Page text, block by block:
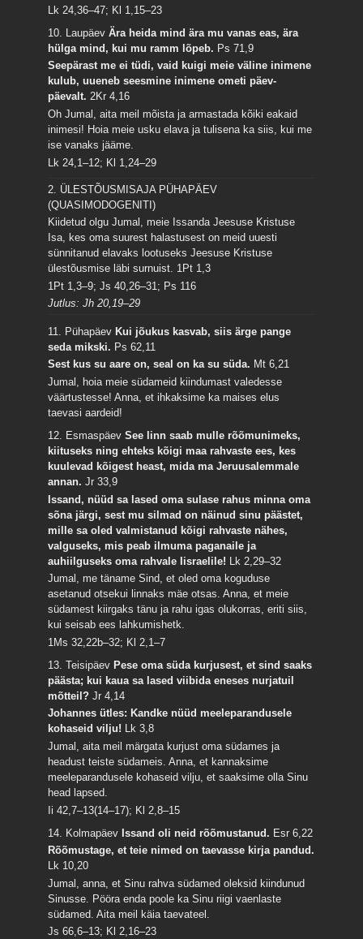
Lk 24,36–47; Kl 1,15–23
10. LaupäevÄra heida mind ära mu vanas eas, ära
hülga mind, kui mu ramm lõpeb. Ps 71,9
Seepärast me ei tüdi, vaid kuigi meie väline inimene
kulub, uueneb seesmine inimene ometi päev-
päevalt.2Kr 4,16
Oh Jumal, aita meil mõista ja armastada kõiki eakaid
inimesi! Hoia meie usku elava ja tulisena ka siis, kui me
ise vanaks jääme.
Lk 24,1–12; Kl 1,24–29
2. ÜLESTÕUSMISAJA PÜHAPÄEV
(QUASIMODOGENITI)
Kiidetud olgu Jumal, meie Issanda Jeesuse Kristuse
Isa, kes oma suurest halastusest on meid uuesti
sünnitanud elavaks lootuseks Jeesuse Kristuse
ülestõusmise läbi surnuist. 1Pt 1,3
1Pt 1,3–9; Js 40,26–31; Ps 116
Jutlus: Jh 20,19–29
11. PühapäevKui jõukus kasvab, siis ärge pange
seda mikski. Ps 62,11
Sest kus su aare on, seal on ka su süda. Mt 6,21
Jumal, hoia meie südameid kiindumast valedesse
väärtustesse! Anna, et ihkaksime ka maises elus
taevasi aardeid!
12. EsmaspäevSee linn saab mulle rõõmunimeks,
kiituseks ning ehteks kõigi maa rahvaste ees, kes
kuulevad kõigest heast, mida ma Jeruusalemmale
annan.Jr 33,9
Issand, nüüd sa lased oma sulase rahus minna oma
sõna järgi, sest mu silmad on näinud sinu päästet,
mille sa oled valmistanud kõigi rahvaste nähes,
valguseks, mis peab ilmuma paganaile ja
auhiilguseks oma rahvale Iisraelile! Lk 2,29–32
Jumal, me täname Sind, et oled oma koguduse
asetanud otsekui linnaks mäe otsas. Anna, et meie
südamest kiirgaks tänu ja rahu igas olukorras, eriti siis,
kui seisab ees lahkumishetk.
1Ms 32,22b–32; Kl 2,1–7
13. Teisipäev Pese oma süda kurjusest, et sind saaks
päästa; kui kaua sa lased viibida eneses nurjatuil
mõtteil?Jr 4,14
Johannes ütles: Kandke nüüd meeleparandusele
kohaseid vilju! Lk 3,8
Jumal, aita meil märgata kurjust oma südames ja
headust teiste südameis. Anna, et kannaksime
meeleparandusele kohaseid vilju, et saaksime olla Sinu
head lapsed.
Ii 42,7–13(14–17); Kl 2,8–15
14. KolmapäevIssand oli neid rõõmustanud. Esr 6,22
Rõõmustage, et teie nimed on taevasse kirja pandud.
Lk 10,20
Jumal, anna, et Sinu rahva südamed oleksid kiindunud
Sinusse. Pööra enda poole ka Sinu riigi vaenlaste
südamed. Aita meil käia taevateel.
Js 66,6–13; Kl 2,16–23